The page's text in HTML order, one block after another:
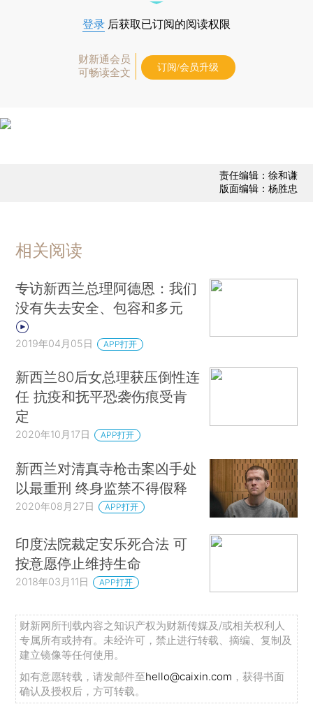
登录 后获取已订阅的阅读权限
财新通会员
可畅读全文
订阅/会员升级
责任编辑：徐和谦
版面编辑：杨胜忠
相关阅读
专访新西兰总理阿德恩：我们
没有失去安全、包容和多元
2019年04月05日 APP打开
新西兰80后女总理获压倒性连
任 抗疫和抚平恐袭伤痕受肯
定
2020年10月17日 APP打开
新西兰对清真寺枪击案凶手处
以最重刑 终身监禁不得假释
2020年08月27日 APP打开
印度法院裁定安乐死合法 可
按意愿停止维持生命
2018年03月11日 APP打开
财新网所刊载内容之知识产权为财新传媒及/或相关权利人
专属所有或持有。未经许可，禁止进行转载、摘编、复制及
建立镜像等任何使用。
如有意愿转载，请发邮件至hello@caixin.com ，获得书面
确认及授权后，方可转载。